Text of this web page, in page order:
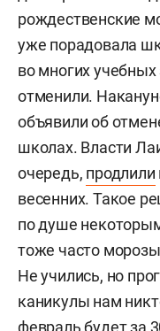
рождественские
уже порадовала
во многих
отменили.
объявили об
школах. Власти
очередь, продлили
весенних. Такое
по душе
тоже часто
Не учились, но
каникулы нам
февраль будет за